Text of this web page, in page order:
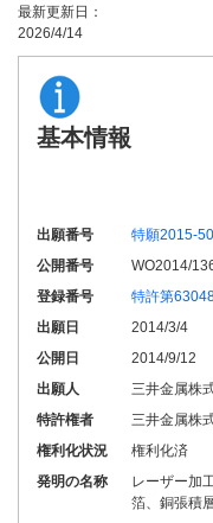
最新更新日：
2026/4/14
基本情報
出願番号
特願2015-
公開番号
WO2014/
登録番号
特許第
出願日
2014/3/4
公開日
2014/9/12
出願人
三井金属株
特許権者
三井金属株
権利化状況
権利化済
発明の名称
レーザー加
箔、銅張積